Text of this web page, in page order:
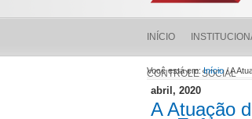
INÍCIO
CONTROLE SOCIAL
Você está em:Início/ A
abril, 2020
A Atuação